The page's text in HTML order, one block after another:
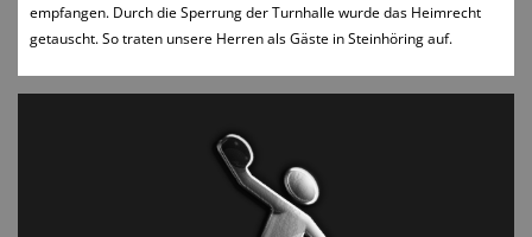
empfangen. Durch die Sperrung der Turnhalle wurde das Heimrecht
getauscht. So traten unsere Herren als Gäste in Steinhöring auf.